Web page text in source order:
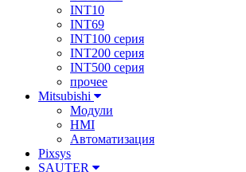
INT10
INT69
INT100 серия
INT200 серия
INT500 серия
прочее
Mitsubishi
Модули
HMI
Автоматизация
Pixsys
SAUTER